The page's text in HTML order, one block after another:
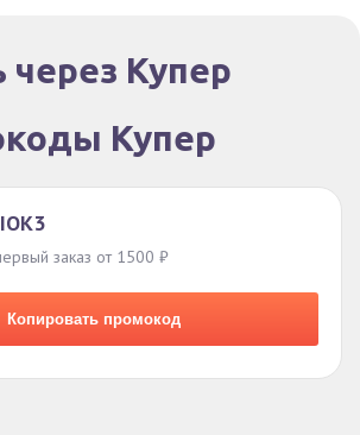
через Купер
Купер
заказ от 1500 ₽
Копировать промокод